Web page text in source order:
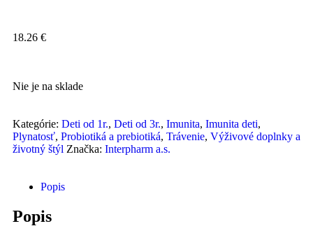
18.26 €
Nie je na sklade
Kategórie: Deti od 1r., Deti od 3r., Imunita, Imunita deti,
Plynatosť, Probiotiká a prebiotiká, Trávenie, Výživové doplnky a
životný štýl Značka: Interpharm a.s.
Popis
Popis